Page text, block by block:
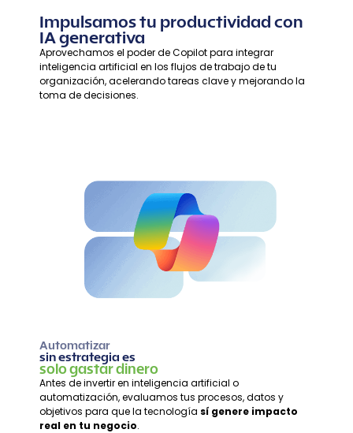
Impulsamos tu productividad con
IA generativa
Aprovechamos el poder de Copilot para integrar
inteligencia artificial en los flujos de trabajo de tu
organización, acelerando tareas clave y mejorando la
toma de decisiones.
Automatizar
sin estrategia es
solo gastar dinero
Antes de invertir en inteligencia artificial o
automatización, evaluamos tus procesos, datos y
objetivos para que la tecnología sí genere impacto
real en tu negocio.